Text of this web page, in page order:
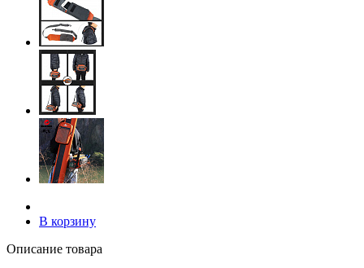
В корзину
Описание товара